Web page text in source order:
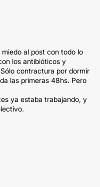
al post con todo lo
los antibióticos y
contractura por dormir
las primeras 48hs. Pero
ya estaba trabajando, y